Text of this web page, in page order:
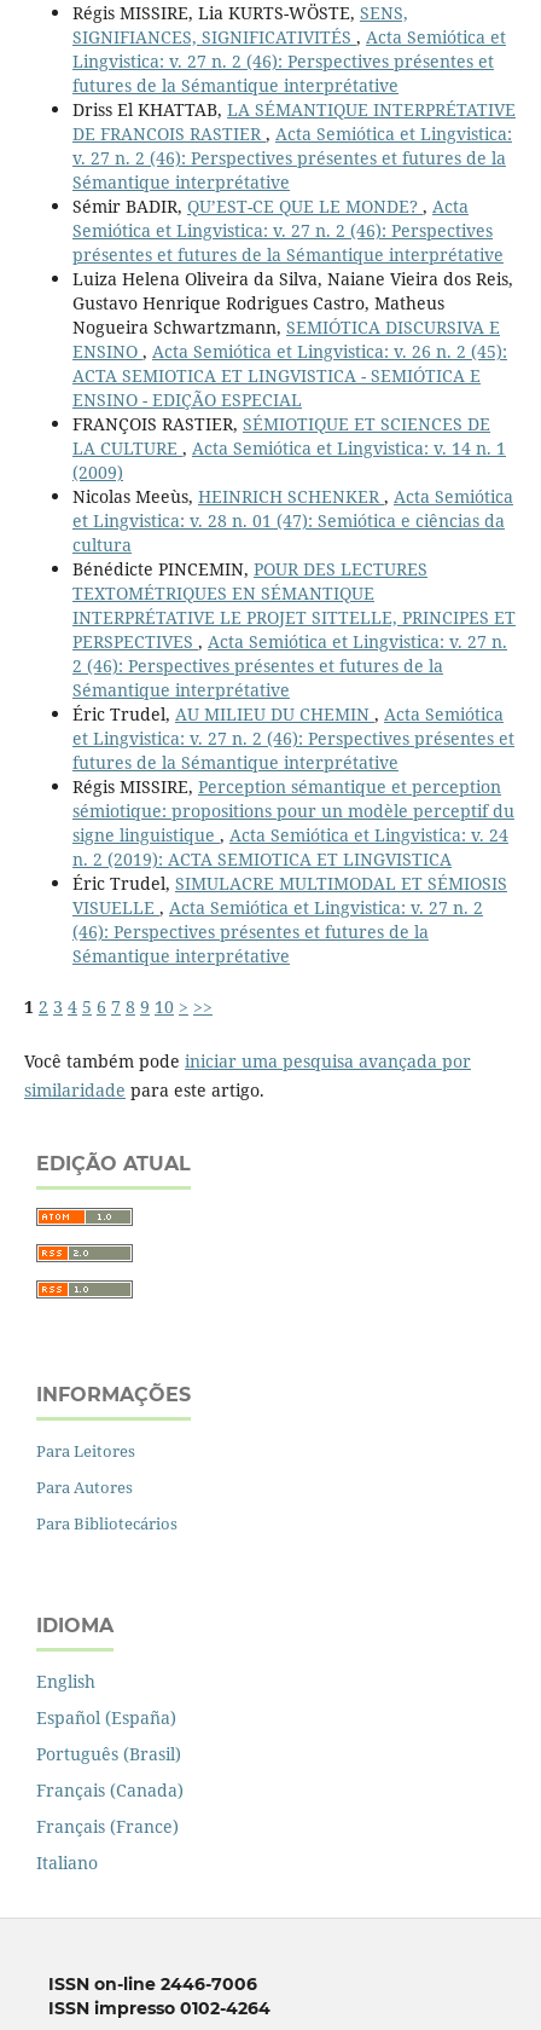
Régis MISSIRE, Lia KURTS-WÖSTE, SENS,
SIGNIFIANCES, SIGNIFICATIVITÉS , Acta Semiótica et
Lingvistica: v. 27 n. 2 (46): Perspectives présentes et
futures de la Sémantique interprétative
Driss El KHATTAB, LA SÉMANTIQUE INTERPRÉTATIVE
DE FRANCOIS RASTIER, Acta Semiótica et Lingvistica:
v. 27 n. 2 (46): Perspectives présentes et futures de la
Sémantique interprétative
Sémir BADIR, QU’EST-CE QUE LE MONDE? , Acta
Semiótica et Lingvistica: v. 27 n. 2 (46): Perspectives
présentes et futures de la Sémantique interprétative
Luiza Helena Oliveira da Silva, Naiane Vieira dos Reis,
Gustavo Henrique Rodrigues Castro, Matheus
Nogueira Schwartzmann, SEMIÓTICA DISCURSIVA E
ENSINO , Acta Semiótica et Lingvistica: v. 26 n. 2 (45):
ACTA SEMIOTICA ET LINGVISTICA - SEMIÓTICA E
ENSINO - EDIÇÃO ESPECIAL
FRANÇOIS RASTIER, SÉMIOTIQUE ET SCIENCES DE
LA CULTURE , Acta Semiótica et Lingvistica: v. 14 n. 1
(2009)
Nicolas Meeùs, HEINRICH SCHENKER, Acta Semiótica
et Lingvistica: v. 28 n. 01 (47): Semiótica e ciências da
cultura
Bénédicte PINCEMIN, POUR DES LECTURES
TEXTOMÉTRIQUES EN SÉMANTIQUE
INTERPRÉTATIVE LE PROJET SITTELLE, PRINCIPES ET
PERSPECTIVES , Acta Semiótica et Lingvistica: v. 27 n.
2 (46): Perspectives présentes et futures de la
Sémantique interprétative
Éric Trudel, AU MILIEU DU CHEMIN , Acta Semiótica
et Lingvistica: v. 27 n. 2 (46): Perspectives présentes et
futures de la Sémantique interprétative
Régis MISSIRE, Perception sémantique et perception
sémiotique: propositions pour un modèle perceptif du
signe linguistique , Acta Semiótica et Lingvistica: v. 24
n. 2 (2019): ACTA SEMIOTICA ET LINGVISTICA
Éric Trudel, SIMULACRE MULTIMODAL ET SÉMIOSIS
VISUELLE , Acta Semiótica et Lingvistica: v. 27 n. 2
(46): Perspectives présentes et futures de la
Sémantique interprétative
1 2 3 4 5 6 7 8 9 10 > >>
Você também pode iniciar uma pesquisa avançada por
similaridade para este artigo.
EDIÇÃO ATUAL
INFORMAÇÕES
Para Leitores
Para Autores
Para Bibliotecários
IDIOMA
English
Español (España)
Português (Brasil)
Français (Canada)
Français (France)
Italiano
ISSN on-line 2446-7006
ISSN impresso 0102-4264